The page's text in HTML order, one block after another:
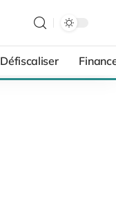
Défiscaliser